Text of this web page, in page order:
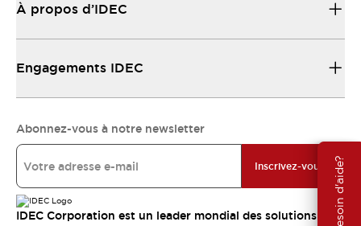
Besoin d'aide?
À propos d’IDEC
Engagements IDEC
Abonnez-vous à notre newsletter
Inscrivez-vous
IDEC Corporation est un leader mondial des solutions